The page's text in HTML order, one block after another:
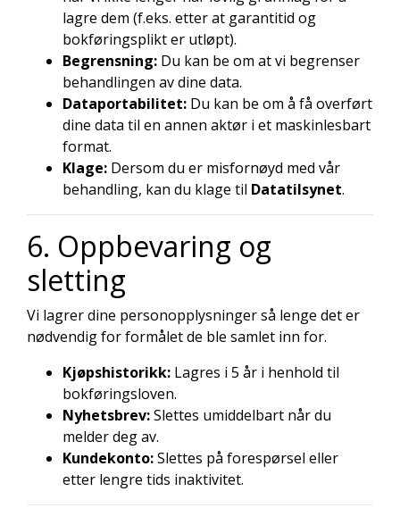
lagre dem (f.eks. etter at garantitid og
bokføringsplikt er utløpt).
Begrensning: Du kan be om at vi begrenser
behandlingen av dine data.
Dataportabilitet: Du kan be om å få overført
dine data til en annen aktør i et maskinlesbart
format.
Klage: Dersom du er misfornøyd med vår
behandling, kan du klage til Datatilsynet.
6. Oppbevaring og
sletting
Vi lagrer dine personopplysninger så lenge det er
nødvendig for formålet de ble samlet inn for.
Kjøpshistorikk: Lagres i 5 år i henhold til
bokføringsloven.
Nyhetsbrev:Slettes umiddelbart når du
melder deg av.
Kundekonto:Slettes på forespørsel eller
etter lengre tids inaktivitet.